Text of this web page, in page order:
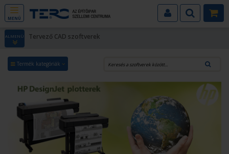
MENÜ
ALMENÜ Tervező CAD szoftverek
Termék kategóriák